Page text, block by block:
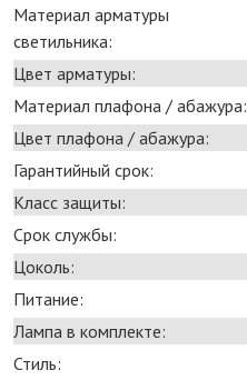
Материал арматуры
светильника:
Цвет арматуры:
Материал плафона / абажура:
Цвет плафона / абажура:
Гарантийный срок:
Класс защиты:
Срок службы:
Цоколь:
Питание:
Лампа в комплекте:
Стиль: